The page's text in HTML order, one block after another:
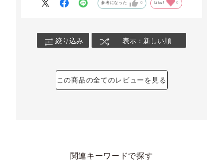
参考になった 0 Like! 0
絞り込み 表示：新しい順
この商品の全てのレビューを見る
関連キーワードで探す